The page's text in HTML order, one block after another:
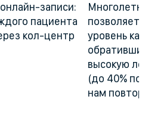
записи:
пациента
кол-центр
позволяет
уровень
высокую
(до 40%
нам